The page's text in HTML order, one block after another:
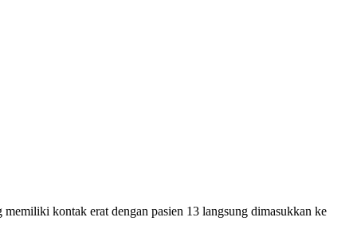
kontak erat dengan pasien 13 langsung dimasukkan ke